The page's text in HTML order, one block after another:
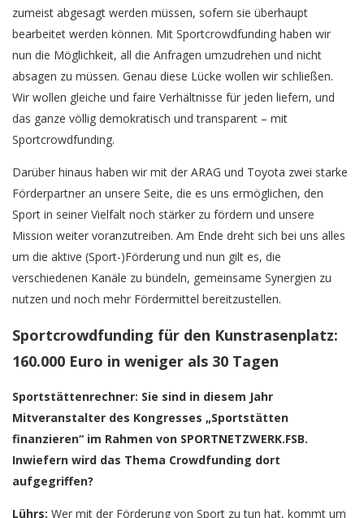
zumeist abgesagt werden müssen, sofern sie überhaupt
bearbeitet werden können. Mit Sportcrowdfunding haben wir
nun die Möglichkeit, all die Anfragen umzudrehen und nicht
absagen zu müssen. Genau diese Lücke wollen wir schließen.
Wir wollen gleiche und faire Verhältnisse für jeden liefern, und
das ganze völlig demokratisch und transparent – mit
Sportcrowdfunding.
Darüber hinaus haben wir mit der ARAG und Toyota zwei starke
Förderpartner an unsere Seite, die es uns ermöglichen, den
Sport in seiner Vielfalt noch stärker zu fördern und unsere
Mission weiter voranzutreiben. Am Ende dreht sich bei uns alles
um die aktive (Sport-)Förderung und nun gilt es, die
verschiedenen Kanäle zu bündeln, gemeinsame Synergien zu
nutzen und noch mehr Fördermittel bereitzustellen.
Sportcrowdfunding für den Kunstrasenplatz:
160.000 Euro in weniger als 30 Tagen
Sportstättenrechner: Sie sind in diesem Jahr
Mitveranstalter des Kongresses „Sportstätten
finanzieren“ im Rahmen von SPORTNETZWERK.FSB.
Inwiefern wird das Thema Crowdfunding dort
aufgegriffen?
Lührs: Wer mit der Förderung von Sport zu tun hat, kommt um